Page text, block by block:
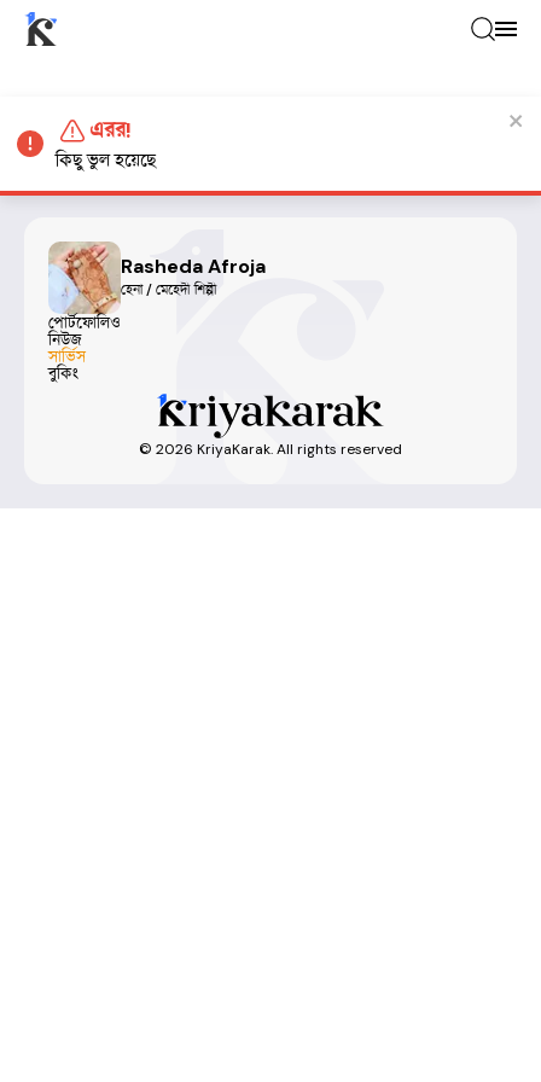
Rasheda Afroja
হেনা / মেহেদী শিল্পী
পোর্টফোলিও
নিউজ
সার্ভিস
বুকিং
© 2026 KriyaKarak. All rights reserved
এরর!
কিছু ভুল হয়েছে